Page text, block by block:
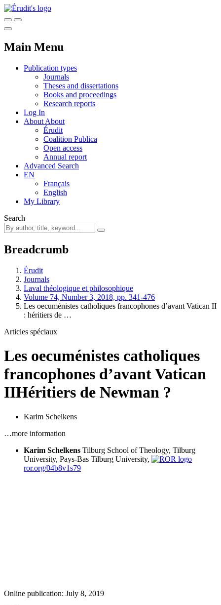
Main Menu
Publication types
Journals
Theses and dissertations
Books and proceedings
Research reports
Log In
About About
Érudit
Coalition Publica
Open access
Annual report
Advanced Search
EN
Français
English
My Library
Search
Breadcrumb
Érudit
Journals
Laval théologique et philosophique
Volume 74, Number 3, 2018, pp. 341-476
Les oecuménistes catholiques francophones d’avant Vatican II
: héritiers de …
Articles spéciaux
Les oecuménistes catholiques
francophones d’avant Vatican
IIHéritiers de Newman ?
Karim Schelkens
…more information
Karim Schelkens Tilburg School of Theology, Tilburg
University, Pays-Bas Tilburg University,
ror.org/04b8v1s79
Online publication: July 8, 2019